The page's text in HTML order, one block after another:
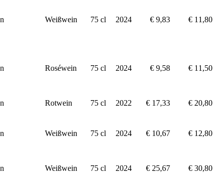
Weißwein 75 cl 2024 € 9,83 € 11,80
Roséwein 75 cl 2024 € 9,58 € 11,50
Rotwein 75 cl 2022 € 17,33 € 20,80
Weißwein 75 cl 2024 € 10,67 € 12,80
Weißwein 75 cl 2024 € 25,67 € 30,80